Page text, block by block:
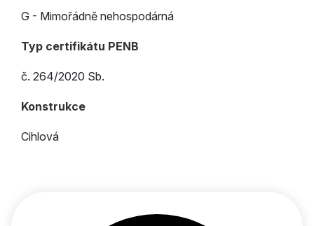
G - Mimořádně nehospodárná
Typ certifikátu PENB
č. 264/2020 Sb.
Konstrukce
Cihlová